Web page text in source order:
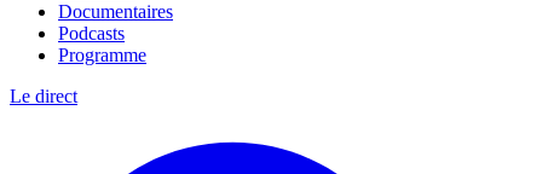
Documentaires
Podcasts
Programme
Le direct